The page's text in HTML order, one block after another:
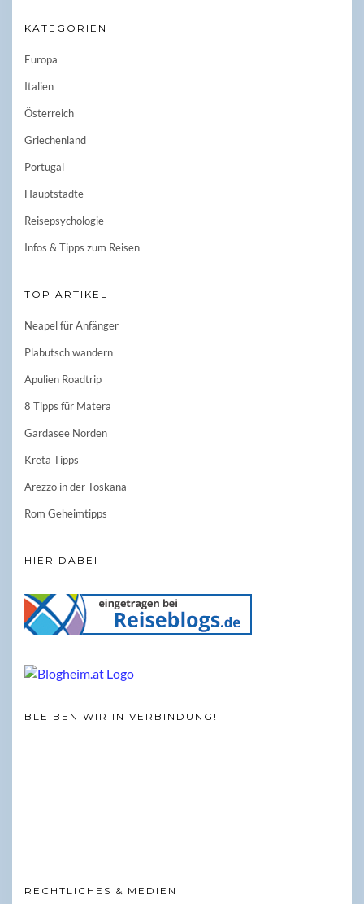
KATEGORIEN
Europa
Italien
Österreich
Griechenland
Portugal
Hauptstädte
Reisepsychologie
Infos & Tipps zum Reisen
TOP ARTIKEL
Neapel für Anfänger
Plabutsch wandern
Apulien Roadtrip
8 Tipps für Matera
Gardasee Norden
Kreta Tipps
Arezzo in der Toskana
Rom Geheimtipps
HIER DABEI
BLEIBEN WIR IN VERBINDUNG!
RECHTLICHES & MEDIEN